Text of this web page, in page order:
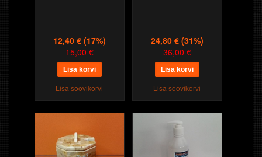
12,40 € (17%)
15,00 €
Lisa soovikorvi
24,80 € (31%)
36,00 €
Lisa soovikorvi